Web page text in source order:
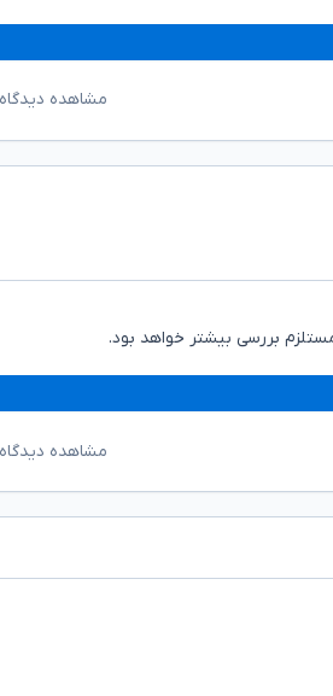
مشاهده
بررسی بیشتر خواهد بود.
مشاهده